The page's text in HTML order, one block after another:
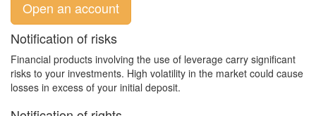
Open an account
Notification of risks
Financial products involving the use of leverage carry significant
risks to your investments. High volatility in the market could cause
losses in excess of your initial deposit.